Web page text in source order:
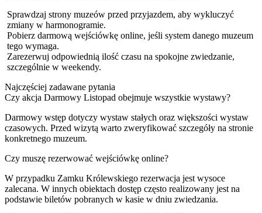
Sprawdzaj strony muzeów przed przyjazdem, aby wykluczyć
zmiany w harmonogramie.
Pobierz darmową wejściówkę online, jeśli system danego muzeum
tego wymaga.
Zarezerwuj odpowiednią ilość czasu na spokojne zwiedzanie,
szczególnie w weekendy.
Najczęściej zadawane pytania
Czy akcja Darmowy Listopad obejmuje wszystkie wystawy?
Darmowy wstęp dotyczy wystaw stałych oraz większości wystaw
czasowych. Przed wizytą warto zweryfikować szczegóły na stronie
konkretnego muzeum.
Czy muszę rezerwować wejściówkę online?
W przypadku Zamku Królewskiego rezerwacja jest wysoce
zalecana. W innych obiektach dostęp często realizowany jest na
podstawie biletów pobranych w kasie w dniu zwiedzania.